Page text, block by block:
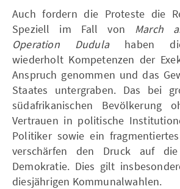
Auch fordern die Proteste die
Speziell im Fall von March
Operation Dudulahaben die
wiederholt Kompetenzen der
Anspruch genommen und das
Staates untergraben. Das bei
südafrikanischen Bevölkerung
Vertrauen in politische
Politiker sowie ein
verschärfen den Druck auf die
Demokratie. Dies gilt
diesjährigen Kommunalwahlen.